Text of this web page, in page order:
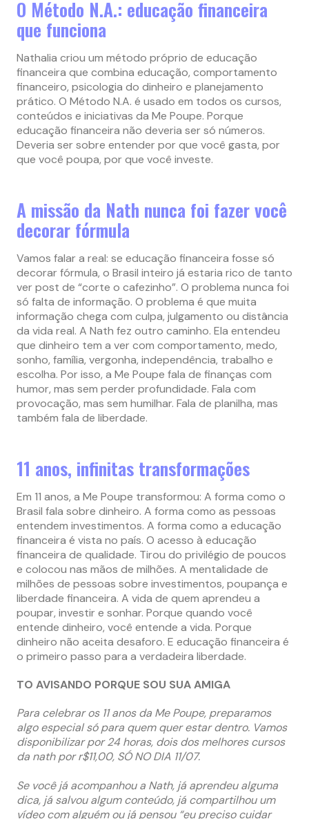
O Método N.A.: educação financeira
que funciona
Nathalia criou um método próprio de educação
financeira que combina educação, comportamento
financeiro, psicologia do dinheiro e planejamento
prático. O Método N.A. é usado em todos os cursos,
conteúdos e iniciativas da Me Poupe. Porque
educação financeira não deveria ser só números.
Deveria ser sobre entender por que você gasta, por
que você poupa, por que você investe.
A missão da Nath nunca foi fazer você
decorar fórmula
Vamos falar a real: se educação financeira fosse só
decorar fórmula, o Brasil inteiro já estaria rico de tanto
ver post de “corte o cafezinho”. O problema nunca foi
só falta de informação. O problema é que muita
informação chega com culpa, julgamento ou distância
da vida real. A Nath fez outro caminho. Ela entendeu
que dinheiro tem a ver com comportamento, medo,
sonho, família, vergonha, independência, trabalho e
escolha. Por isso, a Me Poupe fala de finanças com
humor, mas sem perder profundidade. Fala com
provocação, mas sem humilhar. Fala de planilha, mas
também fala de liberdade.
11 anos, infinitas transformações
Em 11 anos, a Me Poupe transformou: A forma como o
Brasil fala sobre dinheiro. A forma como as pessoas
entendem investimentos. A forma como a educação
financeira é vista no país. O acesso à educação
financeira de qualidade. Tirou do privilégio de poucos
e colocou nas mãos de milhões. A mentalidade de
milhões de pessoas sobre investimentos, poupança e
liberdade financeira. A vida de quem aprendeu a
poupar, investir e sonhar. Porque quando você
entende dinheiro, você entende a vida. Porque
dinheiro não aceita desaforo. E educação financeira é
o primeiro passo para a verdadeira liberdade.
TO AVISANDO PORQUE SOU SUA AMIGA
Para celebrar os 11 anos da Me Poupe, preparamos
algo especial só para quem quer estar dentro. Vamos
disponibilizar por 24 horas, dois dos melhores cursos
da nath por r$11,00, SÓ NO DIA 11/07.
Se você já acompanhou a Nath, já aprendeu alguma
dica, já salvou algum conteúdo, já compartilhou um
vídeo com alguém ou já pensou “eu preciso cuidar